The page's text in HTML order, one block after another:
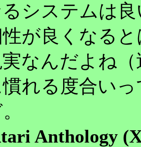
システムは
が良くなる
なんだよね
れる度合い
Anthology